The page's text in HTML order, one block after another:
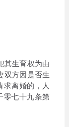
生育权为由
双方因是否生
求离婚的，人
零七十九条第